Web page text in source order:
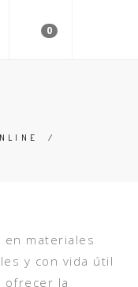
0
/
en materiales
y con vida útil
ofrecer la